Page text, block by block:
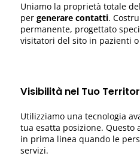
Uniamo la proprietà totale
per generare contatti.
permanente, progettato
visitatori del sito in pazienti
Visibilità nel Tuo
Utilizziamo una tecnologia
tua esatta posizione. Questo
in prima linea quando le
servizi.